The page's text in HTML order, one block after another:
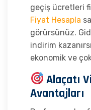
geçiş ücretleri
Fiyat Hesapla
görürsünüz.
indirim
ekonomik ve
Alaçatı
Avantajları